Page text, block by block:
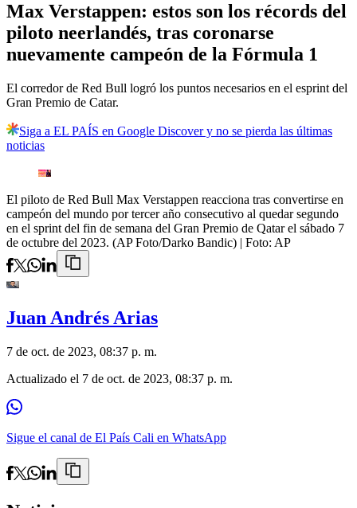
Max Verstappen: estos son los récords del
piloto neerlandés, tras coronarse
nuevamente campeón de la Fórmula 1
El corredor de Red Bull logró los puntos necesarios en el esprint del
Gran Premio de Catar.
Siga a EL PAÍS en Google Discover y no se pierda las últimas
noticias
El piloto de Red Bull Max Verstappen reacciona tras convertirse en
campeón del mundo por tercer año consecutivo al quedar segundo
en el sprint del fin de semana del Gran Premio de Qatar el sábado 7
de octubre del 2023. (AP Foto/Darko Bandic) | Foto: AP
Juan Andrés Arias
7 de oct. de 2023, 08:37 p. m.
Actualizado el 7 de oct. de 2023, 08:37 p. m.
Sigue el canal de El País Cali en WhatsApp